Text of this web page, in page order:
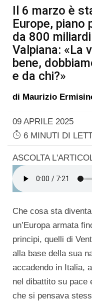
Il 6 marzo è
Europe, piano
da 800
Valpiana: «La
bene,
e da chi?»
di Maurizio
09 APRILE 2025
6 MINUTI DI
ASCOLTA
Che cosa sta
un’Europa armata
principi, quelli di
alla base della sua
accadendo in Italia,
nel dibattito su pace
che si pensava